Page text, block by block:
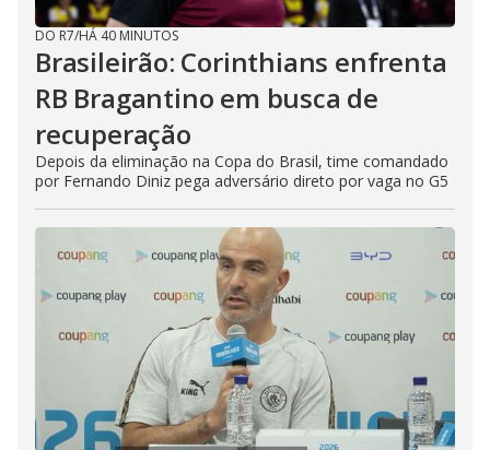
DO R7/HÁ 40 MINUTOS
Brasileirão: Corinthians enfrenta
RB Bragantino em busca de
recuperação
Depois da eliminação na Copa do Brasil, time comandado
por Fernando Diniz pega adversário direto por vaga no G5